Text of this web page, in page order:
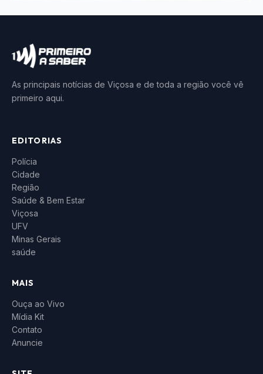
As principais notícias de Viçosa e de toda a região você vê
primeiro aqui.
EDITORIAS
Polícia
Cidade
Região
Saúde & Bem Estar
Viçosa
UFV
Minas Gerais
saúde
MAIS
Ouça ao Vivo
Mídia Kit
Contato
Anuncie